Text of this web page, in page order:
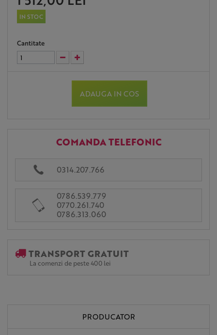
IN STOC
Cantitate
ADAUGA IN COS
COMANDA TELEFONIC
0314.207.766
0786.539.779
0770.261.740
0786.313.060
TRANSPORT GRATUIT
La comenzi de peste 400 lei
PRODUCATOR